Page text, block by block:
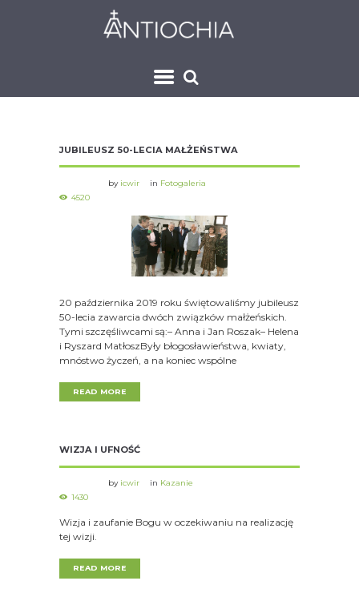
JUBILEUSZ 50-LECIA MAŁŻEŃSTWA
by icwir in Fotogaleria
4520
20 października 2019 roku świętowaliśmy jubileusz
50-lecia zawarcia dwóch związków małżeńskich.
Tymi szczęśliwcami są:– Anna i Jan Roszak– Helena
i Ryszard MatłoszByły błogosławieństwa, kwiaty,
mnóstwo życzeń, a na koniec wspólne
READ MORE
WIZJA I UFNOŚĆ
by icwir in Kazanie
1430
Wizja i zaufanie Bogu w oczekiwaniu na realizację
tej wizji.
READ MORE